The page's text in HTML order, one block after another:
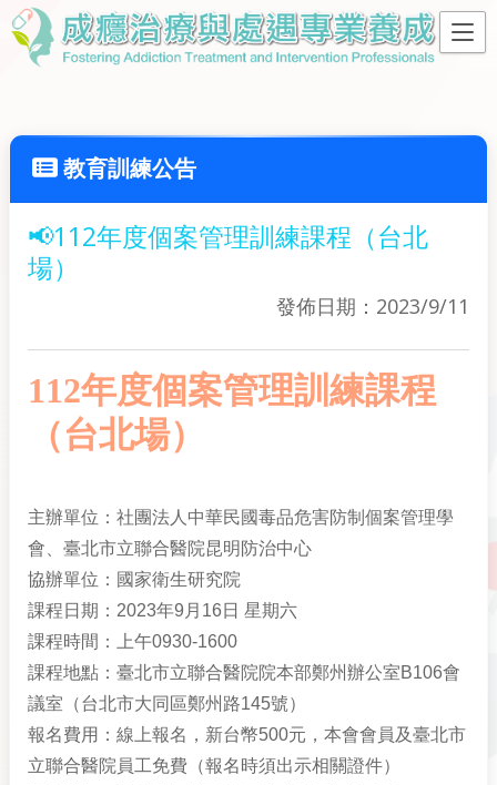
教育訓練公告
📢112年度個案管理訓練課程（台北
場）
發佈日期：2023/9/11
112年度個案管理訓練課程
（台北場）
主辦單位：社團法人中華民國毒品危害防制個案管理學
會、臺北市立聯合醫院昆明防治中心
協辦單位：國家衛生研究院
課程日期：2023年9月16日 星期六
課程時間：上午0930-1600
課程地點：臺北市立聯合醫院院本部鄭州辦公室B106會
議室（台北市大同區鄭州路145號）
報名費用：線上報名，新台幣500元，本會會員及臺北市
立聯合醫院員工免費（報名時須出示相關證件）